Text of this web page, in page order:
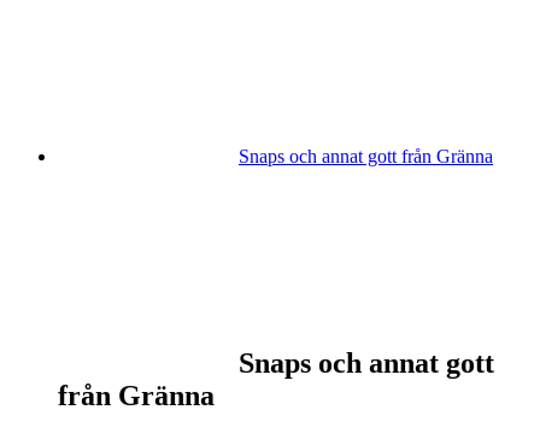
Snaps och annat gott från Gränna
Snaps och annat gott
från Gränna